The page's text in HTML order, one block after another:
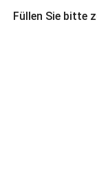
Füllen Sie bitte